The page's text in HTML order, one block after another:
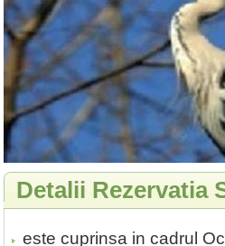
Detalii Rezervatia
este cuprinsa in cadrul